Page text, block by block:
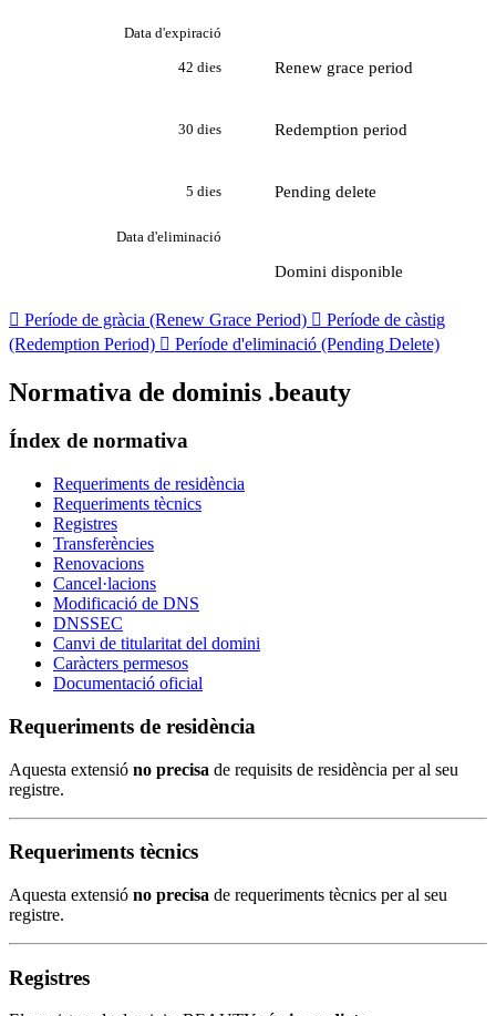
Data d'expiració
42 dies Renew grace period
30 dies Redemption period
5 dies Pending delete
Data d'eliminació
Domini disponible
 Període de gràcia (Renew Grace Period)  Període de càstig
(Redemption Period)  Període d'eliminació (Pending Delete)
Normativa de dominis .beauty
Índex de normativa
Requeriments de residència
Requeriments tècnics
Registres
Transferències
Renovacions
Cancel·lacions
Modificació de DNS
DNSSEC
Canvi de titularitat del domini
Caràcters permesos
Documentació oficial
Requeriments de residència
Aquesta extensió no precisa de requisits de residència per al seu
registre.
Requeriments tècnics
Aquesta extensió no precisa de requeriments tècnics per al seu
registre.
Registres